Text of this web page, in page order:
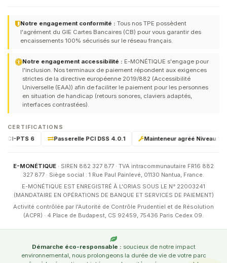
Notre engagement conformité : Tous nos TPE possèdent
l'agrément du GIE Cartes Bancaires (CB) pour vous garantir des
encaissements 100% sécurisés sur le réseau français.
Notre engagement accessibilité : E-MONÉTIQUE s'engage pour
l'inclusion. Nos terminaux de paiement répondent aux exigences
strictes de la directive européenne 2019/882 (Accessibilité
Universelle (EAA)) afin de faciliter le paiement pour les personnes
en situation de handicap (retours sonores, claviers adaptés,
interfaces contrastées).
CERTIFICATIONS
PTS 6 Passerelle PCI DSS 4.0.1 Mainteneur agréé Niveau 1 &
E-MONÉTIQUE · SIREN 882 327 877 · TVA intracommunautaire FR16 882
327 877 · Siège social : 1 Rue Paul Painlevé, 01130 Nantua, France.
E-MONÉTIQUE EST ENREGISTRÉ À L'ORIAS SOUS LE N° 22003241
(MANDATAIRE EN OPÉRATIONS DE BANQUE ET SERVICES DE PAIEMENT)
Activité contrôlée par l'Autorité de Contrôle Prudentiel et de Résolution
(ACPR) · 4 Place de Budapest, CS 92459, 75436 Paris Cedex 09.
Démarche éco-responsable : soucieux de notre impact
environnemental, nous prolongeons la durée de vie de votre parc